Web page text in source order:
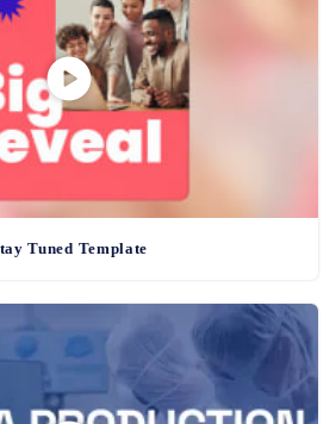
Tuned Template